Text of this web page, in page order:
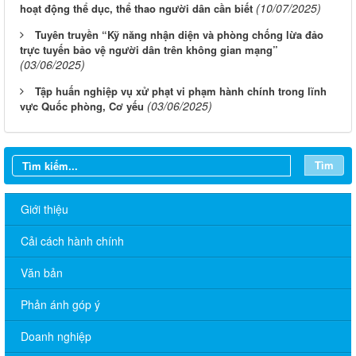
hoạt động thể dục, thể thao người dân cần biết (10/07/2025)
Tuyên truyền “Kỹ năng nhận diện và phòng chống lừa đảo
trực tuyến bảo vệ người dân trên không gian mạng”
(03/06/2025)
Tập huấn nghiệp vụ xử phạt vi phạm hành chính trong lĩnh
vực Quốc phòng, Cơ yếu (03/06/2025)
Tìm
Giới thiệu
Cải cách hành chính
Văn bản
Phản ánh góp ý
Doanh nghiệp
CHƯƠNG TRÌNH LÀM VIỆC TUẦN CỦA THƯỜNG TRỰC
ĐẢNG ỦY (Từ ngày 12/01 đến ngày 16/01/2026)
CHƯƠNG TRÌNH LÀM VIỆC TUẦN CỦA THƯỜNG TRỰC
ĐẢNG ỦY (Từ ngày 22/12/2025 đến ngày 26/12/2025)